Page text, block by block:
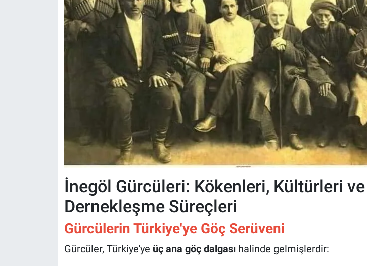
İnegöl Gürcüleri: Kökenleri, Kültürleri ve
Dernekleşme Süreçleri
Gürcülerin Türkiye'ye Göç Serüveni
Gürcüler, Türkiye'ye üç ana göç dalgasıhalinde gelmişlerdir: